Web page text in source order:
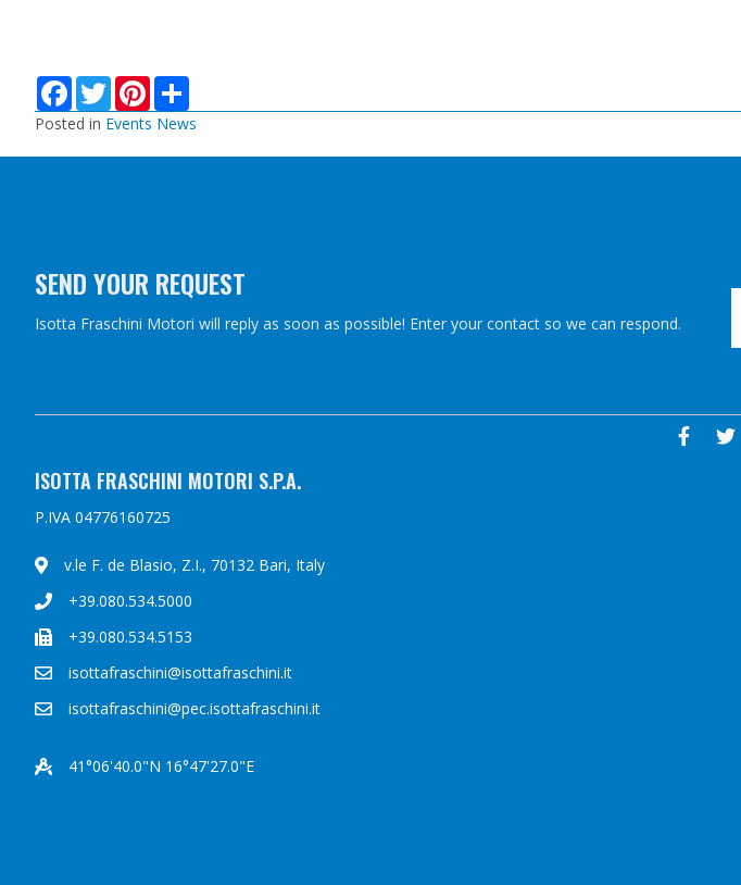
F
c
e
b
T
w
i
t
t
P
n
t
e
a
r
e
Posted in Events News
SEND YOUR REQUEST
Isotta Fraschini Motori will reply as soon as possible! Enter your contact so we can respond.
ISOTTA FRASCHINI MOTORI S.P.A.
P.IVA 04776160725
v.le F. de Blasio, Z.I., 70132 Bari, Italy
+39.080.534.5000
+39.080.534.5153
isottafraschini@isottafraschini.it
isottafraschini@pec.isottafraschini.it
41°06'40.0"N 16°47'27.0"E